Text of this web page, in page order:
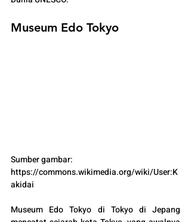
Museum Edo Tokyo
Sumber gambar:
https://commons.wikimedia.org/wiki/User:K
akidai
Museum Edo Tokyo di Tokyo di Jepang